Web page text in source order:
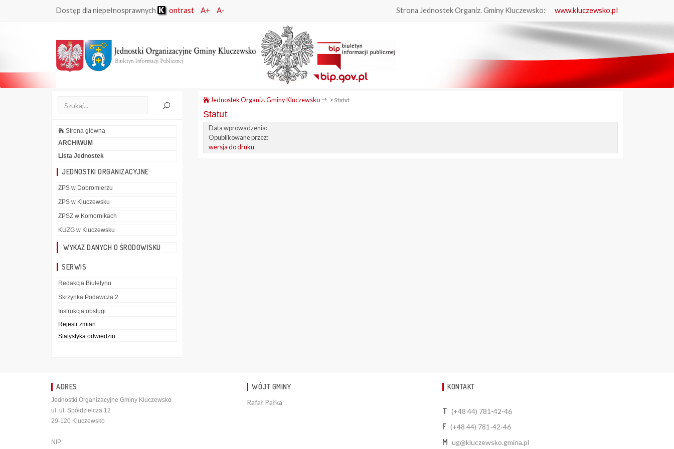
Dostęp dla niepełnosprawnych ontrast A+ A- Strona Jednostek Organiz. Gminy Kluczewsko: www.kluczewsko.pl
Strona główna
ARCHIWUM
Lista Jednostek
JEDNOSTKI ORGANIZACYJNE
ZPS w Dobromierzu
ZPS w Kluczewsku
ZPSZ w Komornikach
KUZG w Kluczewsku
WYKAZ DANYCH O ŚRODOWISKU
SERWIS
Redakcja Biuletynu
Skrzynka Podawcza 2
Instrukcja obsługi
Rejestr zmian
Statystyka odwiedzin
Jednostek Organiz. Gminy Kluczewsko > Statut
Statut
Data wprowadzenia:
Opublikowane przez:
wersja do druku
ADRES
Jednostki Organizacyjne Gminy Kluczewsko
ul. ul. Spółdzielcza 12
29-120 Kluczewsko
NIP:
WÓJT GMINY
Rafał Pałka
KONTAKT
T (+48 44) 781-42-46
F (+48 44) 781-42-46
M ug@kluczewsko.gmina.pl